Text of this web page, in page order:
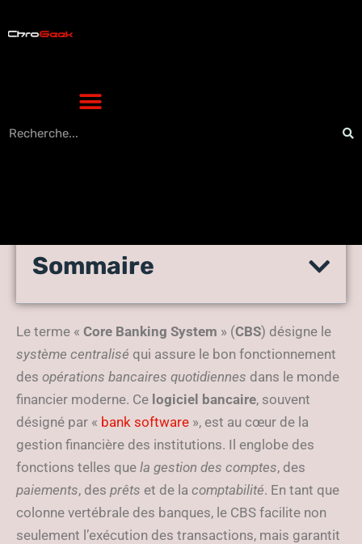
qu’est-ce que c’est ?
Sommaire
Le terme « Core Banking System » (CBS) désigne le
système centralisé qui assure le bon fonctionnement
des opérations bancaires quotidiennes dans le monde
financier moderne. Ce logiciel bancaire, souvent
désigné par « bank software », est au cœur de la
gestion financière des institutions. Il englobe des
fonctions telles que la gestion des comptes, des
paiements, des prêts et de la comptabilité. En tant que
colonne vertébrale des banques, le CBS facilite non
seulement l’exécution des transactions, mais garantit